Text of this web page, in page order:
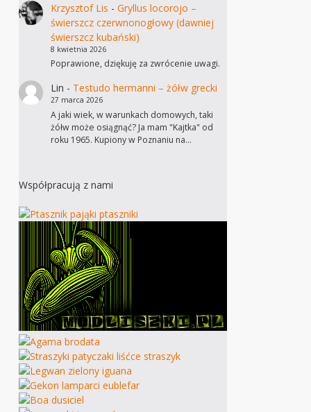
Krzysztof Lis - Gryllus locorojo –
świerszcz czerwnonogłowy (dawniej
świerszcz kubański)
8 kwietnia 2026
Poprawione, dziękuję za zwrócenie uwagi.
Lin - Testudo hermanni – żółw grecki
27 marca 2026
A jaki wiek, w warunkach domowych, taki
żółw może osiągnąć? Ja mam "Kajtka" od
roku 1965. Kupiony w Poznaniu na…
Współpracują z nami